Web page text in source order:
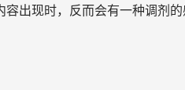
出现时，反而会有一种调剂的